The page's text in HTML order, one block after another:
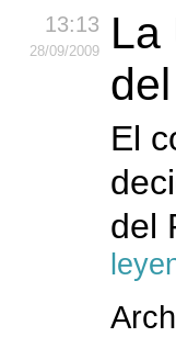
13:13
28/09/2009
La
El
del